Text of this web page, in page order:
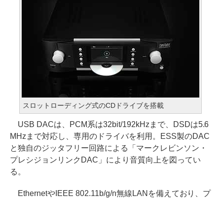
スロットローディング式のCDドライブを搭載
USB DACは、PCM系は32bit/192kHzまで、DSDは5.6
MHzまで対応し、専用のドライバを利用。ESS製のDAC
と独自のジッタフリー回路による「マークレビンソン・
プレシジョンリンクDAC」により音質向上を図ってい
る。
EthernetやIEEE 802.11b/g/n無線LANを備えており、プ